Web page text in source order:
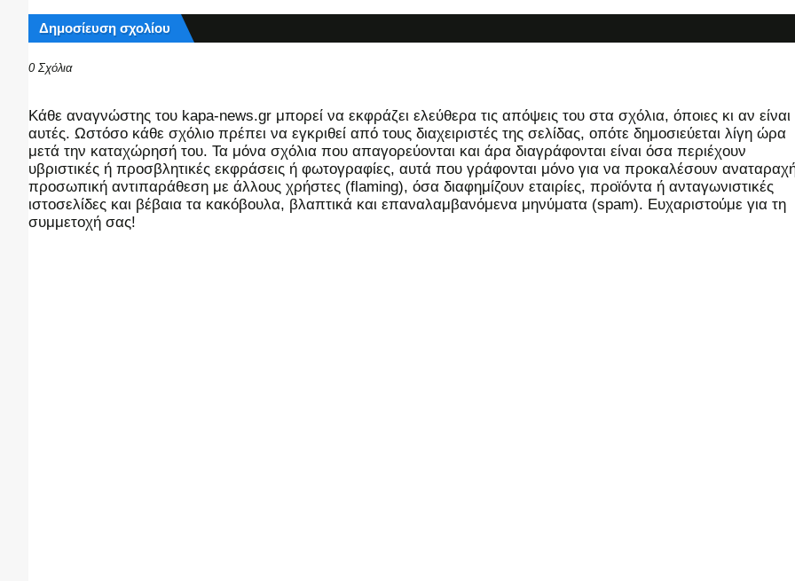
Δημοσίευση σχολίου
0 Σχόλια
Kάθε αναγνώστης του kapa-news.gr μπορεί να εκφράζει ελεύθερα τις απόψεις του στα σχόλια, όποιες κι αν είναι
αυτές. Ωστόσο κάθε σχόλιο πρέπει να εγκριθεί από τους διαχειριστές της σελίδας, οπότε δημοσιεύεται λίγη ώρα
μετά την καταχώρησή του. Τα μόνα σχόλια που απαγορεύονται και άρα διαγράφονται είναι όσα περιέχουν
υβριστικές ή προσβλητικές εκφράσεις ή φωτογραφίες, αυτά που γράφονται μόνο για να προκαλέσουν
προσωπική αντιπαράθεση με άλλους χρήστες (flaming), όσα διαφημίζουν εταιρίες, προϊόντα ή ανταγωνιστικές
ιστοσελίδες και βέβαια τα κακόβουλα, βλαπτικά και επαναλαμβανόμενα μηνύματα (spam). Ευχαριστούμε για τη
συμμετοχή σας!